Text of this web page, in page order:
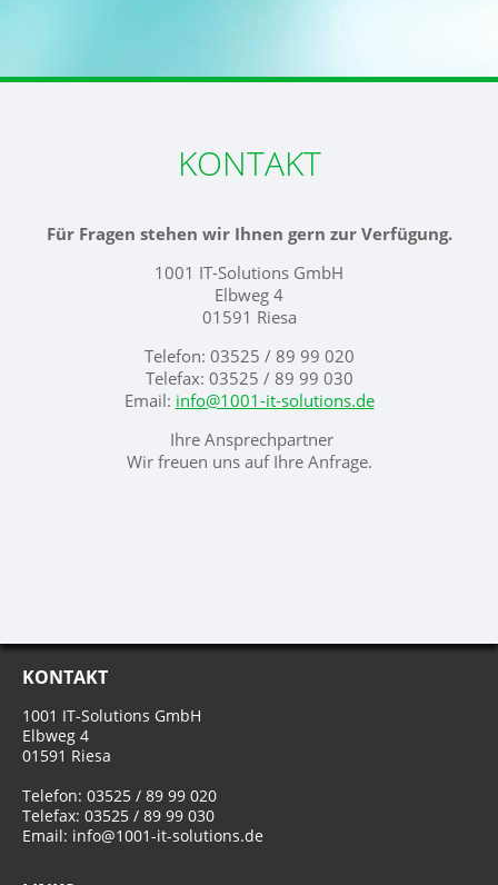
KONTAKT
Für Fragen stehen wir Ihnen gern zur Verfügung.
1001 IT-Solutions GmbH
Elbweg 4
01591 Riesa
Telefon: 03525 / 89 99 020
Telefax: 03525 / 89 99 030
Email: info@1001-it-solutions.de
Ihre Ansprechpartner
Wir freuen uns auf Ihre Anfrage.
KONTAKT
1001 IT-Solutions GmbH
Elbweg 4
01591 Riesa
Telefon: 03525 / 89 99 020
Telefax: 03525 / 89 99 030
Email: info@1001-it-solutions.de